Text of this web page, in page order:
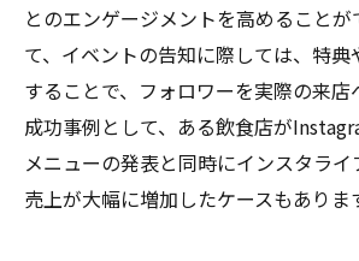
とのエンゲージメントを高めることが
て、イベントの告知に際しては、特典
することで、フォロワーを実際の来店
成功事例として、ある飲食店が
メニューの発表と同時にインスタライ
売上が大幅に増加したケースもありま